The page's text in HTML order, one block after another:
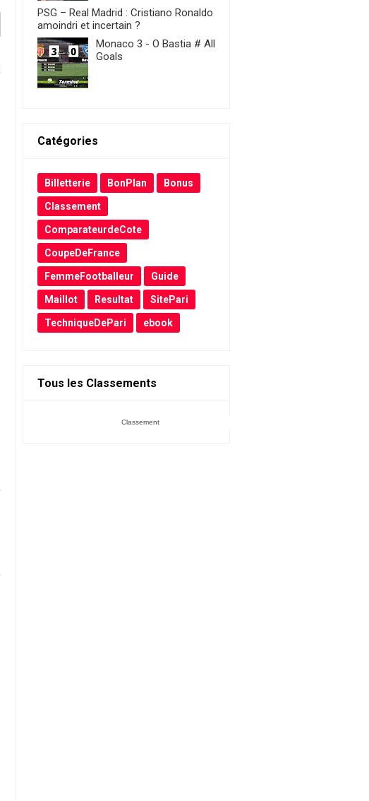
PSG – Real Madrid : Cristiano Ronaldo
amoindri et incertain ?
Monaco 3 - O Bastia # All
Goals
Catégories
Billetterie BonPlan Bonus
Classement
ComparateurdeCote
CoupeDeFrance
FemmeFootballeur Guide
Maillot Resultat SitePari
TechniqueDePari ebook
Tous les Classements
Classement